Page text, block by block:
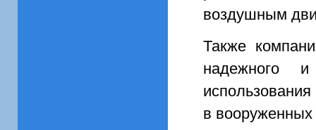
воздушным
Также
надежного
в вооруженных